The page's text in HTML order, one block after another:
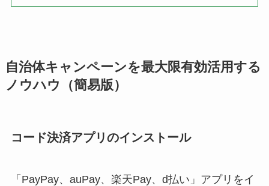
自治体キャンペーンを最大限有効活用する
ノウハウ（簡易版）
コード決済アプリのインストール
「PayPay、auPay、楽天Pay、d払い」アプリをイ